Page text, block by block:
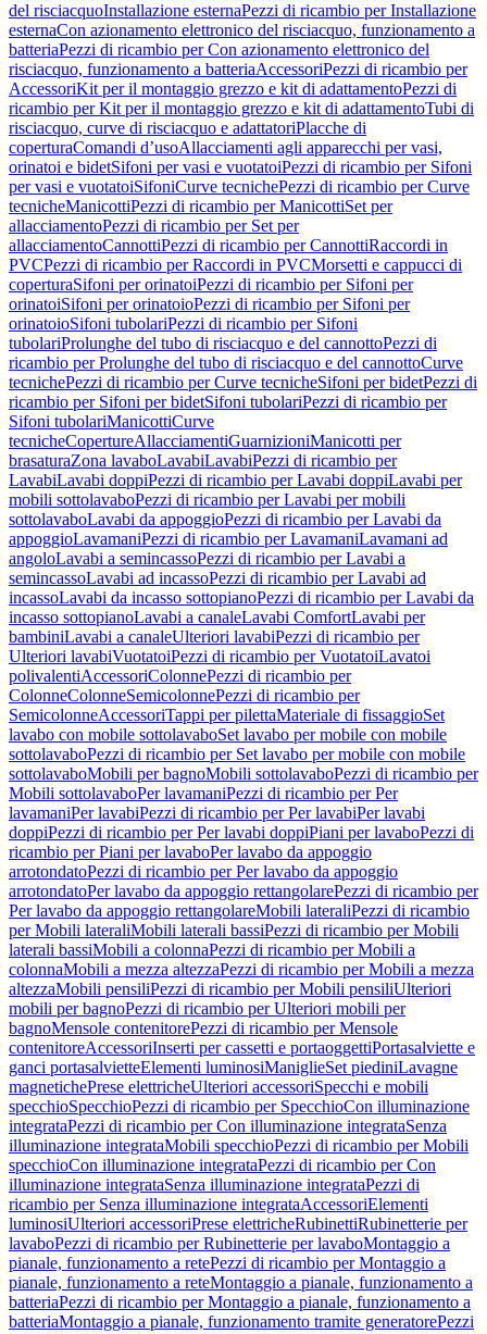
del risciacquoInstallazione esternaPezzi di ricambio per Installazione
esternaCon azionamento elettronico del risciacquo, funzionamento a
batteriaPezzi di ricambio per Con azionamento elettronico del
risciacquo, funzionamento a batteriaAccessoriPezzi di ricambio per
AccessoriKit per il montaggio grezzo e kit di adattamentoPezzi di
ricambio per Kit per il montaggio grezzo e kit di adattamentoTubi di
risciacquo, curve di risciacquo e adattatoriPlacche di
coperturaComandi d’usoAllacciamenti agli apparecchi per vasi,
orinatoi e bidetSifoni per vasi e vuotatoiPezzi di ricambio per Sifoni
per vasi e vuotatoiSifoniCurve tecnichePezzi di ricambio per Curve
tecnicheManicottiPezzi di ricambio per ManicottiSet per
allacciamentoPezzi di ricambio per Set per
allacciamentoCannottiPezzi di ricambio per CannottiRaccordi in
PVCPezzi di ricambio per Raccordi in PVCMorsetti e cappucci di
coperturaSifoni per orinatoiPezzi di ricambio per Sifoni per
orinatoiSifoni per orinatoioPezzi di ricambio per Sifoni per
orinatoioSifoni tubolariPezzi di ricambio per Sifoni
tubolariProlunghe del tubo di risciacquo e del cannottoPezzi di
ricambio per Prolunghe del tubo di risciacquo e del cannottoCurve
tecnichePezzi di ricambio per Curve tecnicheSifoni per bidetPezzi di
ricambio per Sifoni per bidetSifoni tubolariPezzi di ricambio per
Sifoni tubolariManicottiCurve
tecnicheCopertureAllacciamentiGuarnizioniManicotti per
brasaturaZona lavaboLavabiLavabiPezzi di ricambio per
LavabiLavabi doppiPezzi di ricambio per Lavabi doppiLavabi per
mobili sottolavaboPezzi di ricambio per Lavabi per mobili
sottolavaboLavabi da appoggioPezzi di ricambio per Lavabi da
appoggioLavamaniPezzi di ricambio per LavamaniLavamani ad
angoloLavabi a semincassoPezzi di ricambio per Lavabi a
semincassoLavabi ad incassoPezzi di ricambio per Lavabi ad
incassoLavabi da incasso sottopianoPezzi di ricambio per Lavabi da
incasso sottopianoLavabi a canaleLavabi ComfortLavabi per
bambiniLavabi a canaleUlteriori lavabiPezzi di ricambio per
Ulteriori lavabiVuotatoiPezzi di ricambio per VuotatoiLavatoi
polivalentiAccessoriColonnePezzi di ricambio per
ColonneColonneSemicolonnePezzi di ricambio per
SemicolonneAccessoriTappi per pilettaMateriale di fissaggioSet
lavabo con mobile sottolavaboSet lavabo per mobile con mobile
sottolavaboPezzi di ricambio per Set lavabo per mobile con mobile
sottolavaboMobili per bagnoMobili sottolavaboPezzi di ricambio per
Mobili sottolavaboPer lavamaniPezzi di ricambio per Per
lavamaniPer lavabiPezzi di ricambio per Per lavabiPer lavabi
doppiPezzi di ricambio per Per lavabi doppiPiani per lavaboPezzi di
ricambio per Piani per lavaboPer lavabo da appoggio
arrotondatoPezzi di ricambio per Per lavabo da appoggio
arrotondatoPer lavabo da appoggio rettangolarePezzi di ricambio per
Per lavabo da appoggio rettangolareMobili lateraliPezzi di ricambio
per Mobili lateraliMobili laterali bassiPezzi di ricambio per Mobili
laterali bassiMobili a colonnaPezzi di ricambio per Mobili a
colonnaMobili a mezza altezzaPezzi di ricambio per Mobili a mezza
altezzaMobili pensiliPezzi di ricambio per Mobili pensiliUlteriori
mobili per bagnoPezzi di ricambio per Ulteriori mobili per
bagnoMensole contenitorePezzi di ricambio per Mensole
contenitoreAccessoriInserti per cassetti e portaoggettiPortasalviette e
ganci portasalvietteElementi luminosiManiglieSet piediniLavagne
magnetichePrese elettricheUlteriori accessoriSpecchi e mobili
specchioSpecchioPezzi di ricambio per SpecchioCon illuminazione
integrataPezzi di ricambio per Con illuminazione integrataSenza
illuminazione integrataMobili specchioPezzi di ricambio per Mobili
specchioCon illuminazione integrataPezzi di ricambio per Con
illuminazione integrataSenza illuminazione integrataPezzi di
ricambio per Senza illuminazione integrataAccessoriElementi
luminosiUlteriori accessoriPrese elettricheRubinettiRubinetterie per
lavaboPezzi di ricambio per Rubinetterie per lavaboMontaggio a
pianale, funzionamento a retePezzi di ricambio per Montaggio a
pianale, funzionamento a reteMontaggio a pianale, funzionamento a
batteriaPezzi di ricambio per Montaggio a pianale, funzionamento a
batteriaMontaggio a pianale, funzionamento tramite generatorePezzi